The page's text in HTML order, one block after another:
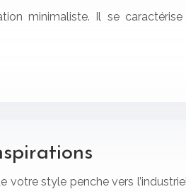
minimaliste. Il se caractérise
style penche vers